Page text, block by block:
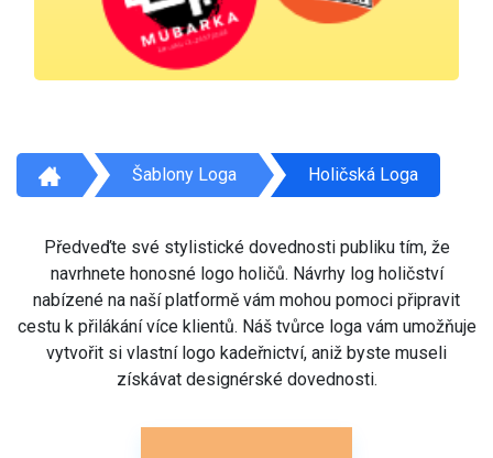
Šablony Loga Holičská Loga
Předveďte své stylistické dovednosti publiku tím, že
navrhnete honosné logo holičů. Návrhy log holičství
nabízené na naší platformě vám mohou pomoci připravit
cestu k přilákání více klientů. Náš tvůrce loga vám umožňuje
vytvořit si vlastní logo kadeřnictví, aniž byste museli
získávat designérské dovednosti.